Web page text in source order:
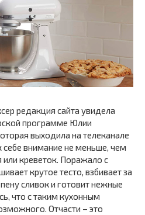
редакция сайта увидела
программе Юлии
выходила на телеканале
внимание не меньше, чем
креветок. Поражало с
крутое тесто, взбивает за
сливок и готовит нежные
что с таким кухонным
Отчасти – это